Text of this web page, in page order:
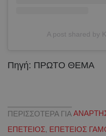
A post shared by
Πηγή: ΠΡΩΤΟ ΘΕΜΑ
ΠΕΡΙΣΣΟΤΕΡΑ ΓΙΑ
ΕΠΕΤΕΙΟΣ, ΕΠΕΤΕΙΟΣ